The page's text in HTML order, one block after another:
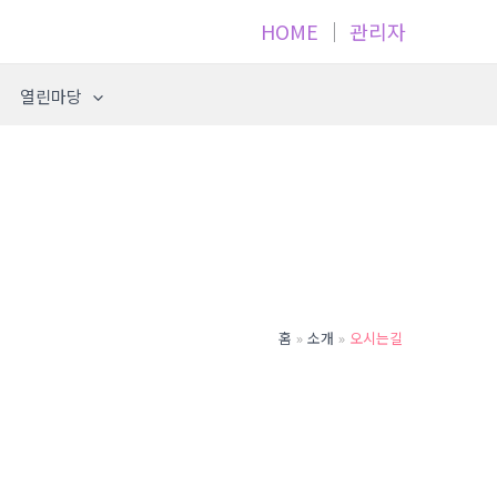
HOME │ 관리자
열린마당
홈 소개 오시는길